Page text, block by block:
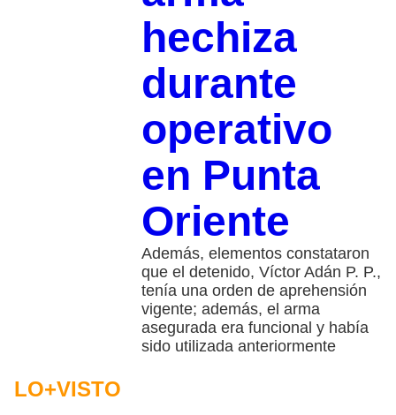
hechiza
durante
operativo
en Punta
Oriente
Además, elementos constataron
que el detenido, Víctor Adán P. P.,
tenía una orden de aprehensión
vigente; además, el arma
asegurada era funcional y había
sido utilizada anteriormente
LO+VISTO